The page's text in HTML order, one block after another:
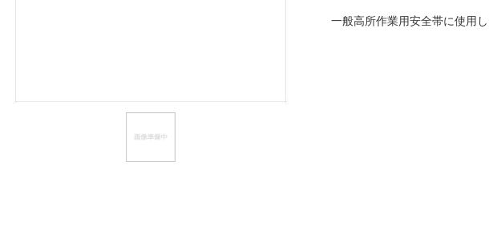
一般高所作業用安全帯に使